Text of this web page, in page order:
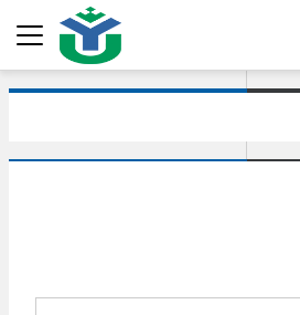
Перейти к основному содержанию
Боковая панель